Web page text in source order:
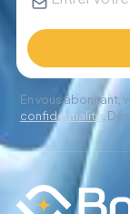
En vous abonnant,
confidentialité.